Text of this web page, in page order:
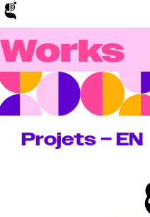
Works
Projets – EN